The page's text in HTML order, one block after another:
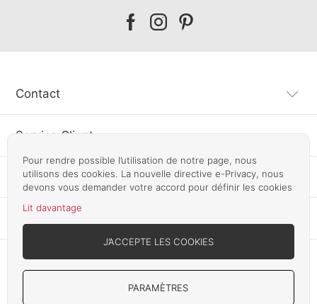
Pour rendre possible l’utilisation de notre page, nous
utilisons des cookies. La nouvelle directive e-Privacy, nous
devons vous demander votre accord pour définir les cookies
Lit davantage
J’ACCEPTE LES COOKIES
PARAMÈTRES
Our
Our
Our
Contact
Service Client
Information